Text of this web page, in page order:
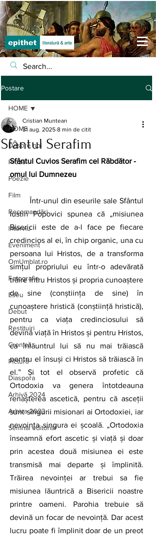
Postare
HOME
Despre noi
Proză
Poezie
Film
Recomandări
Interviu
Eveniment
OmUmblat.ro
Fotografie
Eseu
Debut
Restituiri
Cronică
Pictură
Diaspora
Arhivă 2024
Arhiva 2023
Semnal editorial
HOME
Sfântul Serafim
Cristian Muntean
31 aug. 2025 8 min de citit
Sfântul Cuvios Serafim cel Răbdător -
omul lui Dumnezeu
Iustin Popovici spunea că „misiunea
Bisericii este de a-l face pe fiecare
credincios al ei, în chip organic, una cu
persoana lui Hristos, de a transforma
simțul propriului eu într-o adevărată
trăire întru Hristos și propria cunoaștere
de sine (conștiința de sine) în
cunoaștere hristică (conștiință hristică),
pentru ca viața credinciosului să
devină viață în Hristos și pentru Hristos,
ca înlăuntrul lui să nu mai trăiască
pentru el însuși ci Hristos să trăiască în
el.” Și tot el observă profetic că
Ortodoxia va genera întotdeauna
renașterea ascetică, pentru că asceții
sunt singurii misionari ai Ortodoxiei, iar
nevoința singura ei școală. „Ortodoxia
înseamnă efort ascetic și viață și doar
prin acestea două misiunea ei este
transmisă mai departe și împlinită.
Trăirea nevoinței ar trebui sa fie
misiunea lăuntrică a Bisericii noastre
printre oameni. Parohia trebuie să
devină un focar de nevoință. Dar acest
lucru poate fi împlinit doar de un preot